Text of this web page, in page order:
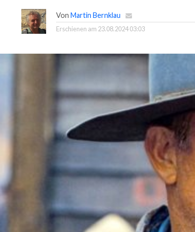
Von Martin Bernklau
Erschienen am 23.08.2024 03:03